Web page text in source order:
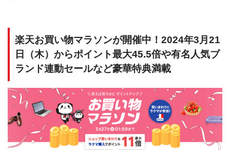
楽天お買い物マラソンが開催中！2024年3月21
日（木）からポイント最大45.5倍や有名人気ブ
ランド連動セールなど豪華特典満載